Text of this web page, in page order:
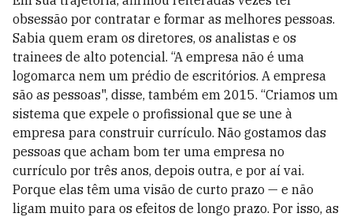
obsessão por contratar e formar as melhores pessoas.
Sabia quem eram os diretores, os analistas e os
trainees de alto potencial. “A empresa não é uma
logomarca nem um prédio de escritórios. A empresa
são as pessoas", disse, também em 2015. “Criamos um
sistema que expele o profissional que se une à
empresa para construir currículo. Não gostamos das
pessoas que acham bom ter uma empresa no
currículo por três anos, depois outra, e por aí vai.
Porque elas têm uma visão de curto prazo — e não
ligam muito para os efeitos de longo prazo. Por isso, as